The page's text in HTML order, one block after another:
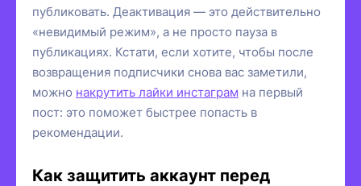
публиковать. Деактивация — это действительно
«невидимый режим», а не просто пауза в
публикациях. Кстати, если хотите, чтобы после
возвращения подписчики снова вас заметили,
можно накрутить лайки инстаграм на первый
пост: это поможет быстрее попасть в
рекомендации.
Как защитить аккаунт перед